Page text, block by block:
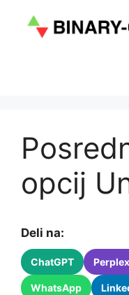
opcij
Deli na:
ChatGPT
WhatsApp